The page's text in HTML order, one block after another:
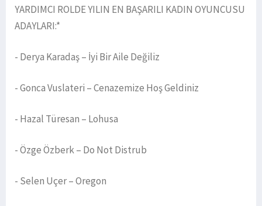
YARDIMCI ROLDE YILIN EN BAŞARILI KADIN OYUNCUSU
ADAYLARI:*
- Derya Karadaş – İyi Bir Aile Değiliz
- Gonca Vuslateri – Cenazemize Hoş Geldiniz
- Hazal Türesan – Lohusa
- Özge Özberk – Do Not Distrub
- Selen Uçer – Oregon